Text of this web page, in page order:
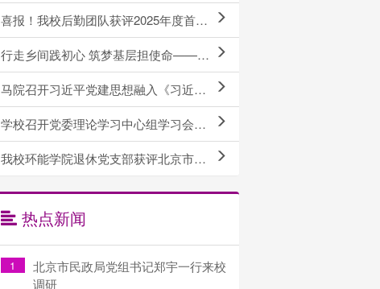
喜报！我校后勤团队获评2025年度首都高校“最美后勤团队”
行走乡间践初心 筑梦基层担使命——建筑学院开展建党 105 周年行走式主题党日活动 以专业...
马院召开习近平党建思想融入《习近平新时代中国特色社会主义思想概论》课程集体备课会
学校召开党委理论学习中心组学习会专题学习习近平党建思想
我校环能学院退休党支部获评北京市第三批“六好”离退休干部示范党支部
热点新闻
1
北京市民政局党组书记郑宇一行来校
调研